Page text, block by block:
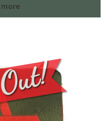
more